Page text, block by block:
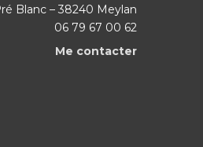
Blanc – 38240 Meylan
06 79 67 00 62
Me contacter